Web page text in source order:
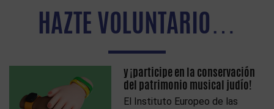
HAZTE VOLUNTARIO…
y ¡participe en la conservación
del patrimonio musical judío!
El Instituto Europeo de las